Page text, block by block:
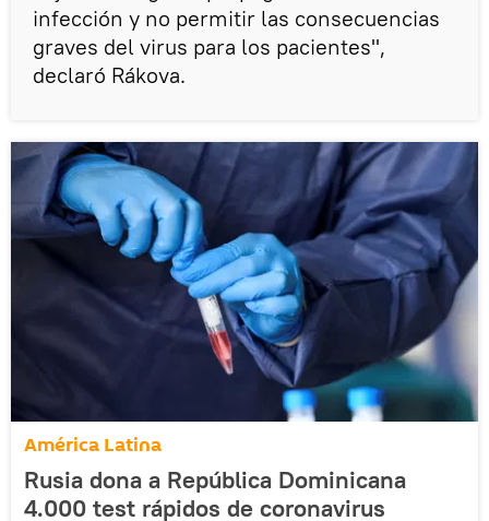
infección y no permitir las consecuencias
graves del virus para los pacientes",
declaró Rákova.
América Latina
Rusia dona a República Dominicana
4.000 test rápidos de coronavirus